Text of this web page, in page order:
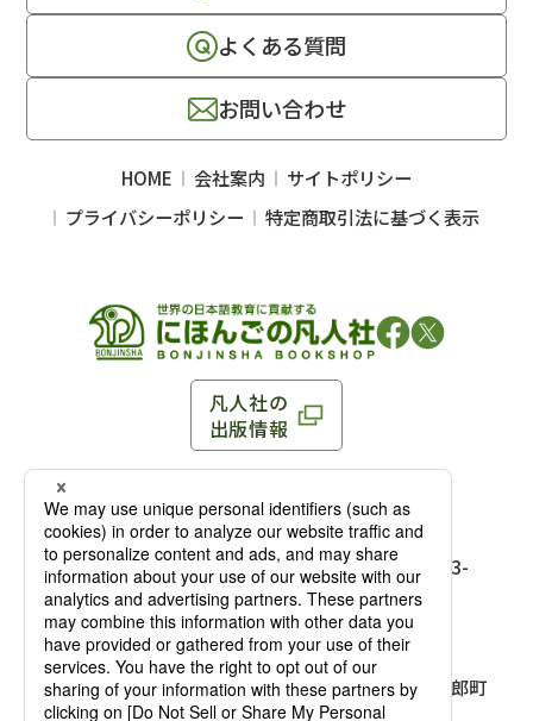
凡人社の
出版情報
〒102-0093 東京都千代田区平河町 1-3-13 8F
TEL：03-3263-3959／FAX：03-3263-3116
麹町店
〒102-0093 東京都千代田区平河町1-3-
13 8F［アクセス］
TEL：03-3239-8673／FAX：03-3263-
3116
〒541-0056 大阪府大阪市中央区久太郎町
4-2-10
よくある質問
お問い合わせ
HOME 会社案内
サイトポリシー
プライバシーポリシー
特定商取引法に基づく表示